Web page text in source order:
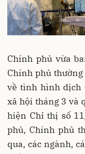
Chính phủ vừa
Chính phủ
về tình hình dịch
xã hội tháng 3 và
hiện Chỉ thị số
phủ, Chính phủ
qua, các ngành,